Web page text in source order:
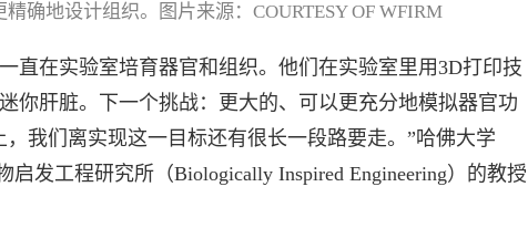
确地设计组织。图片来源：COURTESY OF WFIRM
直在实验室培育器官和组织。他们在实验室里用3D打印技
你肝脏。下一个挑战：更大的、可以更充分地模拟器官功
我们离实现这一目标还有很长一段路要走。”哈佛大学
启发工程研究所（Biologically Inspired Engineering）的教授